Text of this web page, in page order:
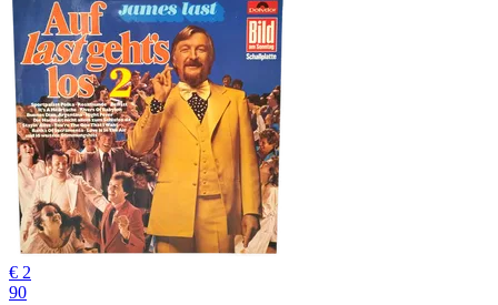
€ 2
90